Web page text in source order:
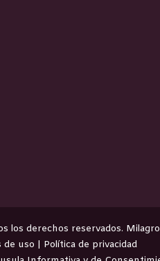
los derechos reservados.
de uso
Política de privacidad